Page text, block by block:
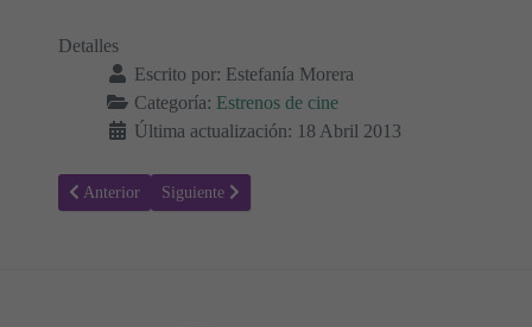
Detalles
Escrito por: Estefanía Morera
Categoría: Estrenos de cine
Última actualización: 18 Abril 2013
Artículo anterior: Iron Man 3
Anterior Artículo siguiente: Un amor entre dos mundos
Siguiente